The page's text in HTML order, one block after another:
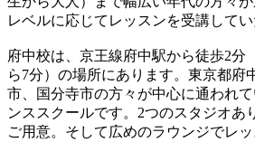
レベルに応じてレッスンを受講してい
府中校は、京王線府中駅から徒歩2分
ら7分）の場所にあります。東京都府
市、国分寺市の方々が中心に通われ
ンススクールです。2つのスタジオあ
ご用意。そして広めのラウンジでレ